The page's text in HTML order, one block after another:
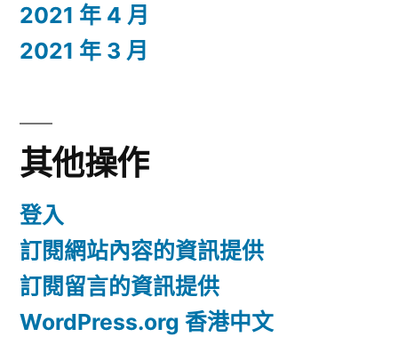
2021 年 4 月
2021 年 3 月
其他操作
登入
訂閱網站內容的資訊提供
訂閱留言的資訊提供
WordPress.org 香港中文